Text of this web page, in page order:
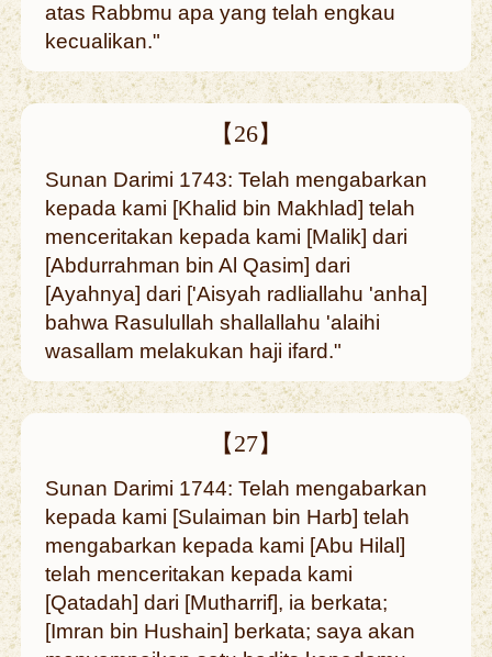
atas Rabbmu apa yang telah engkau
kecualikan."
【26】
Sunan Darimi 1743: Telah mengabarkan
kepada kami [Khalid bin Makhlad] telah
menceritakan kepada kami [Malik] dari
[Abdurrahman bin Al Qasim] dari
[Ayahnya] dari ['Aisyah radliallahu 'anha]
bahwa Rasulullah shallallahu 'alaihi
wasallam melakukan haji ifard."
【27】
Sunan Darimi 1744: Telah mengabarkan
kepada kami [Sulaiman bin Harb] telah
mengabarkan kepada kami [Abu Hilal]
telah menceritakan kepada kami
[Qatadah] dari [Mutharrif], ia berkata;
[Imran bin Hushain] berkata; saya akan